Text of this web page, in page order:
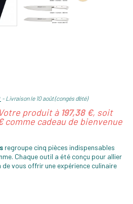
Livraison le 10 août (congés d'été)
produit à 197,38 €, soit
comme cadeau de bienvenue
regroupe cinq pièces indispensables
Chaque outil a été conçu pour allier
vous offrir une expérience culinaire